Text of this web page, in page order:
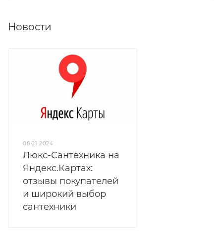
Новости
08.01.2024
Люкс-Сантехника на
Яндекс.Картах:
отзывы покупателей
и широкий выбор
сантехники